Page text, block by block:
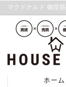
マクドナルド 御堂